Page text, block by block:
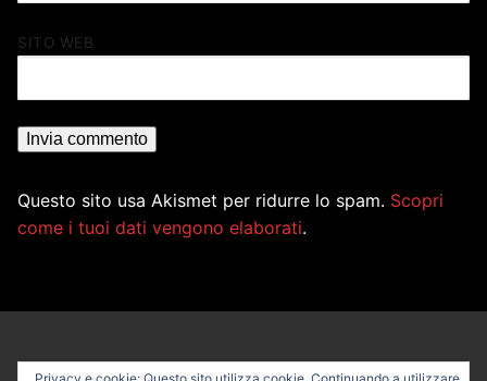
SITO WEB
Questo sito usa Akismet per ridurre lo spam. Scopri
come i tuoi dati vengono elaborati.